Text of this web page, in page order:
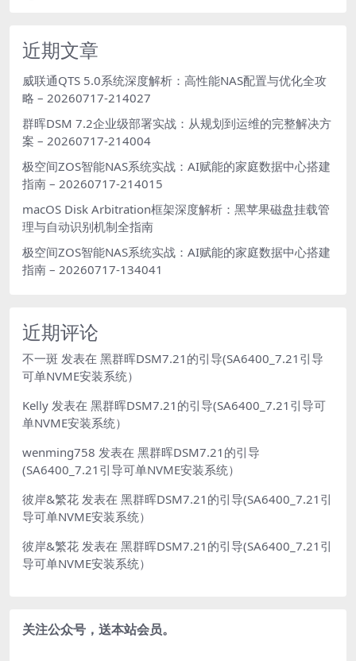
近期文章
威联通QTS 5.0系统深度解析：高性能NAS配置与优化全攻
略 – 20260717-214027
群晖DSM 7.2企业级部署实战：从规划到运维的完整解决方
案 – 20260717-214004
极空间ZOS智能NAS系统实战：AI赋能的家庭数据中心搭建
指南 – 20260717-214015
macOS Disk Arbitration框架深度解析：黑苹果磁盘挂载管
理与自动识别机制全指南
极空间ZOS智能NAS系统实战：AI赋能的家庭数据中心搭建
指南 – 20260717-134041
近期评论
不一斑 发表在 黑群晖DSM7.21的引导(SA6400_7.21引导
可单NVME安装系统）
Kelly 发表在 黑群晖DSM7.21的引导(SA6400_7.21引导可
单NVME安装系统）
wenming758 发表在 黑群晖DSM7.21的引导
(SA6400_7.21引导可单NVME安装系统）
彼岸&繁花 发表在 黑群晖DSM7.21的引导(SA6400_7.21引
导可单NVME安装系统）
彼岸&繁花 发表在 黑群晖DSM7.21的引导(SA6400_7.21引
导可单NVME安装系统）
关注公众号，送本站会员。